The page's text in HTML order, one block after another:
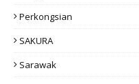
Perkongsian
SAKURA
Sarawak